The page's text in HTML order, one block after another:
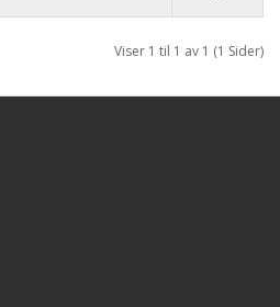
Viser 1 til 1 av 1 (1 Sider)